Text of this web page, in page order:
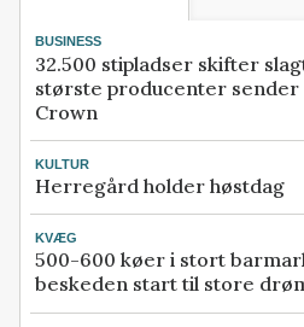
BUSINESS
32.500 stipladser skifter
største producenter sender
Crown
KULTUR
Herregård holder høstdag
KVÆG
500-600 køer i stort
beskeden start til store